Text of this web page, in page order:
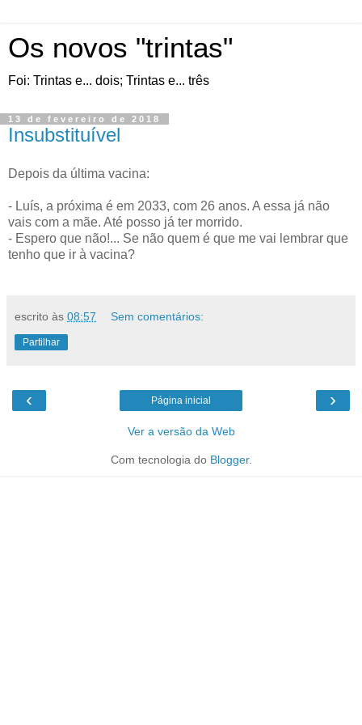
Os novos "trintas"
Foi: Trintas e... dois; Trintas e... três
13 de fevereiro de 2018
Insubstituível
Depois da última vacina:
- Luís, a próxima é em 2033, com 26 anos. A essa já não
vais com a mãe. Até posso já ter morrido.
- Espero que não!... Se não quem é que me vai lembrar que
tenho que ir à vacina?
escrito às 08:57 Sem comentários:
Partilhar
‹ ›
Página inicial
Ver a versão da Web
Com tecnologia do Blogger.